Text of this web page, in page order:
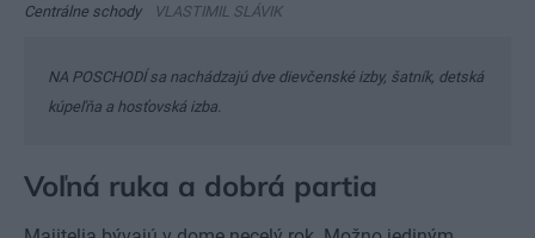
Centrálne schody VLASTIMIL SLÁVIK
NA POSCHODÍ sa nachádzajú dve dievčenské izby, šatník, detská
kúpeľňa a hosťovská izba.
Voľná ruka a dobrá partia